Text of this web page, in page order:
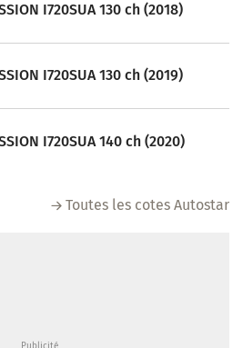
I720SUA 130 ch (2018)
I720SUA 130 ch (2019)
I720SUA 140 ch (2020)
Toutes les cotes Autostar